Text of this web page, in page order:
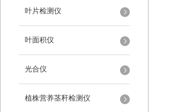
叶片检测仪
叶面积仪
光合仪
植株营养茎秆检测仪